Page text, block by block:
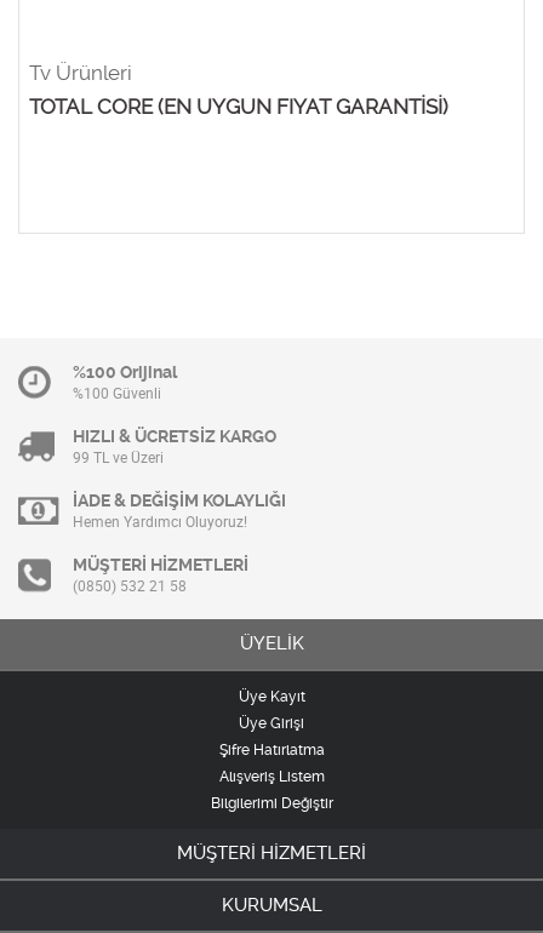
Tv Ürünleri
TOTAL CORE (EN UYGUN FIYAT GARANTİSİ)
%100 Orijinal
%100 Güvenli
HIZLI & ÜCRETSİZ KARGO
99 TL ve Üzeri
İADE & DEĞİŞİM KOLAYLIĞI
Hemen Yardımcı Oluyoruz!
MÜŞTERİ HİZMETLERİ
(0850) 532 21 58
ÜYELİK
Üye Kayıt
Üye Girişi
Şifre Hatırlatma
Alışveriş Listem
Bilgilerimi Değiştir
MÜŞTERİ HİZMETLERİ
KURUMSAL